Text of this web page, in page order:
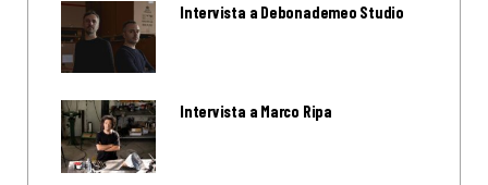
Intervista a Debonademeo Studio
Intervista a Marco Ripa